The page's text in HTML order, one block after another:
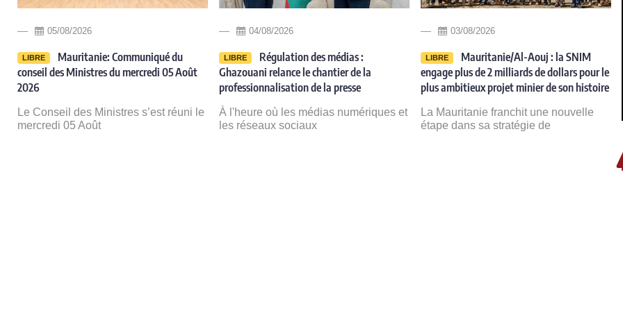
05/08/2026
LIBRE
Mauritanie: Communiqué du
conseil des Ministres du mercredi 05 Août
2026
Le Conseil des Ministres s’est réuni le
mercredi 05 Août
04/08/2026
LIBRE
Régulation des médias :
Ghazouani relance le chantier de la
professionnalisation de la presse
À l'heure où les médias numériques et
les réseaux sociaux
03/08/2026
LIBRE
Mauritanie/Al-Aouj : la SNIM
engage plus de 2 milliards de dollars pour le
plus ambitieux projet minier de son histoire
La Mauritanie franchit une nouvelle
étape dans sa stratégie de